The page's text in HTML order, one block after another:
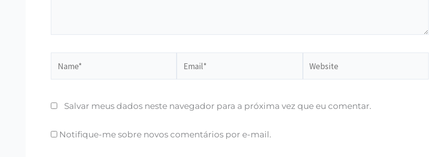
Salvar meus dados neste navegador para a próxima vez que eu comentar.
Notifique-me sobre novos comentários por e-mail.